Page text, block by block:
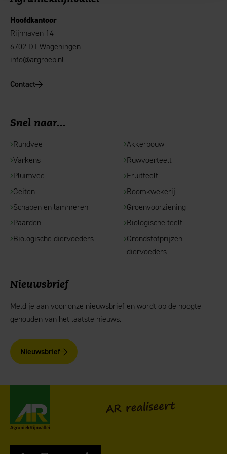
Hoofdkantoor
Rijnhaven 14
6702 DT Wageningen
info@argroep.nl
Contact
Snel naar...
Rundvee
Varkens
Pluimvee
Geiten
Schapen en lammeren
Paarden
Biologische diervoeders
Akkerbouw
Ruwvoerteelt
Fruitteelt
Boomkwekerij
Groenvoorziening
Biologische teelt
Grondstofprijzen
diervoeders
Nieuwsbrief
Meld je aan voor onze nieuwsbrief en wordt op de hoogte
gehouden van het laatste nieuws.
Nieuwsbrief
AR realiseert